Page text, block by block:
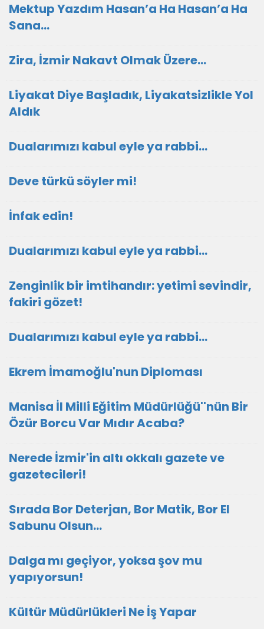
Mektup Yazdım Hasan’a Ha Hasan’a Ha
Sana…
Zira, İzmir Nakavt Olmak Üzere…
Liyakat Diye Başladık, Liyakatsizlikle Yol
Aldık
Dualarımızı kabul eyle ya rabbi...
Deve türkü söyler mi!
İnfak edin!
Dualarımızı kabul eyle ya rabbi...
Zenginlik bir imtihandır: yetimi sevindir,
fakiri gözet!
Dualarımızı kabul eyle ya rabbi...
Ekrem İmamoğlu'nun Diploması
Manisa İl Milli Eğitim Müdürlüğü''nün Bir
Özür Borcu Var Mıdır Acaba?
Nerede İzmir'in altı okkalı gazete ve
gazetecileri!
Sırada Bor Deterjan, Bor Matik, Bor El
Sabunu Olsun…
Dalga mı geçiyor, yoksa şov mu
yapıyorsun!
Kültür Müdürlükleri Ne İş Yapar